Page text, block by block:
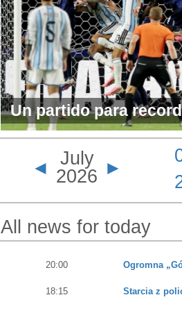
Un partido para
Cabo Verde angustia
solo puede ganar en
◄
July
2026 ►
All news for today
20:00 Ogromna
18:15 Starcia z